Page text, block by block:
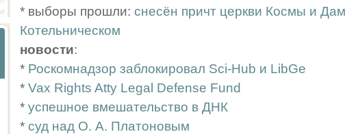
* выборы прошли: снесён причт церкви Космы и
Котельническом
новости:
* Роскомнадзор заблокировал Sci-Hub и LibGe
* Vax Rights Atty Legal Defense Fund
* успешное вмешательство в ДНК
* суд над О. А. Платоновым